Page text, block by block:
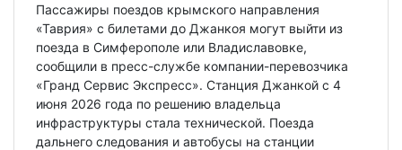
Пассажиры поездов крымского направления
«Таврия» с билетами до Джанкоя могут выйти из
поезда в Симферополе или Владиславовке,
сообщили в пресс-службе компании-перевозчика
«Гранд Сервис Экспресс». Станция Джанкой с 4
июня 2026 года по решению владельца
инфраструктуры стала технической. Поезда
дальнего следования и автобусы на станции